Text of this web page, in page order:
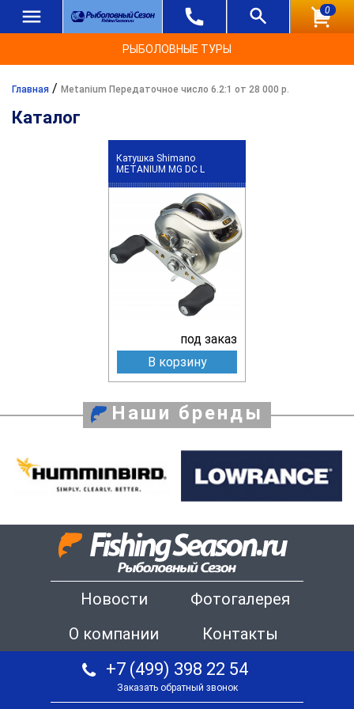
0
РЫБОЛОВНЫЕ ТУРЫ
Главная / Metanium Передаточное число 6.2:1 от 28 000 р.
Каталог
Катушка Shimano
METANIUM MG DC L
под заказ
В корзину
Наши бренды
Новости
Фотогалерея
О компании
Контакты
+7 (499) 398 22 54
Заказать обратный звонок